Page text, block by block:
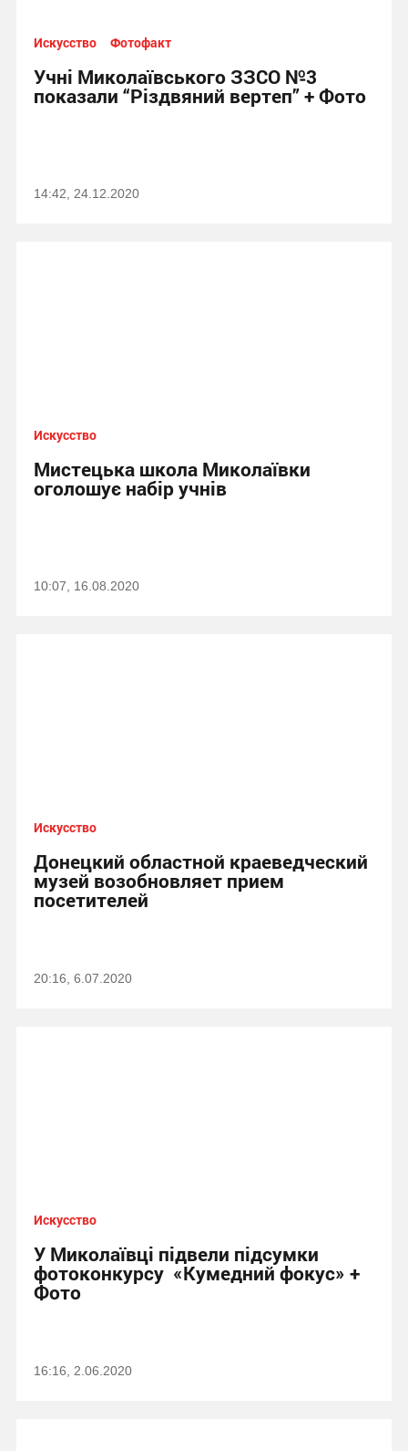
Искусство Фотофакт
Учні Миколаївського ЗЗСО №3
показали “Різдвяний вертеп” + Фото
14:42, 24.12.2020
Искусство
Мистецька школа Миколаївки
оголошує набір учнів
10:07, 16.08.2020
Искусство
Донецкий областной краеведческий
музей возобновляет прием
посетителей
20:16, 6.07.2020
Искусство
У Миколаївці підвели підсумки
фотоконкурсу «Кумедний фокус» +
Фото
16:16, 2.06.2020